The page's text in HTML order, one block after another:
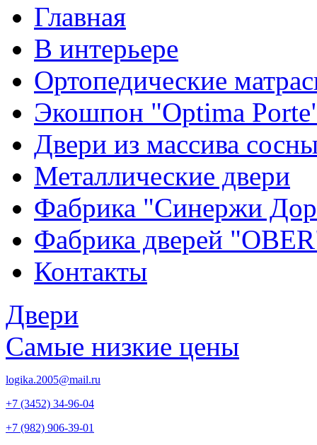
Главная
В интерьере
Ортопедические
Экошпон "Optima
Двери из массива
Металлические двери
Фабрика "Синержи
Фабрика дверей
Контакты
Двери
Самые низкие цены
logika.2005@mail.ru
+7 (3452) 34-96-04
+7 (982) 906-39-01